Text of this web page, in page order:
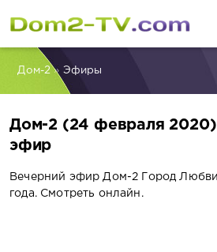
Дом-2» Эфиры
Дом-2 (24 февраля 2020)
эфир
Вечерний эфир Дом-2 Город
года. Смотреть онлайн.